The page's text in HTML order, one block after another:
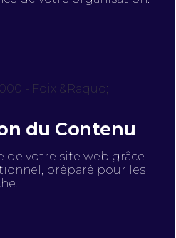
- Foix &Raquo;
du Contenu
de votre site web grâce
préparé pour les